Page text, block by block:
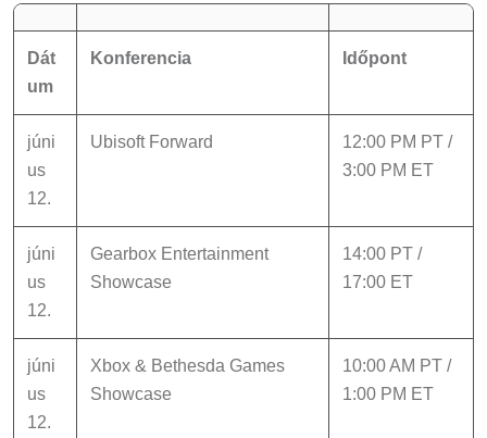
Dát
um
Konferencia Időpont
júni
us
12.
Ubisoft Forward
12:00 PM PT /
3:00 PM ET
júni
us
12.
Gearbox Entertainment
Showcase
14:00 PT /
17:00 ET
júni
us
12.
Xbox & Bethesda Games
Showcase
10:00 AM PT /
1:00 PM ET